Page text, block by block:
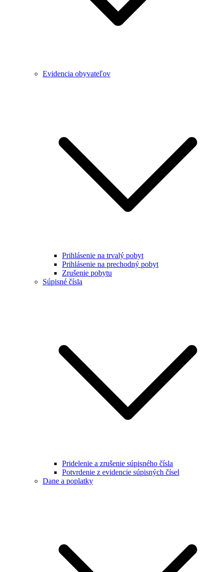
Evidencia obyvateľov
Prihlásenie na trvalý pobyt
Prihlásenie na prechodný pobyt
Zrušenie pobytu
Súpisné čísla
Pridelenie a zrušenie súpisného čísla
Potvrdenie z evidencie súpisných čísel
Dane a poplatky